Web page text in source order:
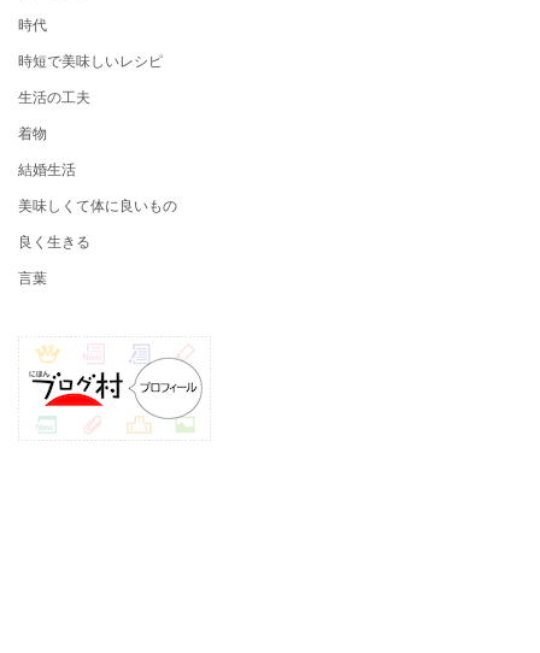
時代
時短で美味しいレシピ
生活の工夫
着物
結婚生活
美味しくて体に良いもの
良く生きる
言葉